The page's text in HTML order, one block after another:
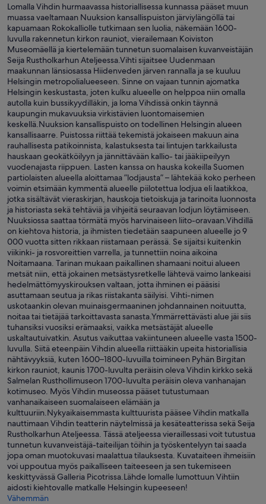
Lomalla Vihdin hurmaavassa historiallisessa kunnassa pääset muun
muassa vaeltamaan Nuuksion kansallispuiston järviylängöllä tai
kapuamaan Rokokalliolle tutkimaan sen luolia, näkemään 1600-
luvulla rakennetun kirkon rauniot, vierailemaan Koiviston
Museomäellä ja kiertelemään tunnetun suomalaisen kuvanveistäjän
Seija Rustholkarhun Ateljeessa.Vihti sijaitsee Uudenmaan
maakunnan länsiosassa Hiidenveden järven rannalla ja se kuuluu
Helsingin metropolialueeseen. Sinne on vajaan tunnin ajomatka
Helsingin keskustasta, joten kulku alueelle on helppoa niin omalla
autolla kuin bussikyydilläkin, ja loma Vihdissä onkin täynnä
kaupungin mukavuuksia virkistävien luontomaisemien
keskellä.Nuuksion kansallispuisto on todellinen Helsingin alueen
kansallisaarre. Puistossa riittää tekemistä jokaiseen makuun aina
rauhallisesta patikoinnista, kalastuksesta tai lintujen tarkkailusta
hauskaan geokätköilyyn ja jännittävään kallio- tai jääkiipeilyyn
vuodenajasta riippuen. Lasten kanssa on hauska kokeilla Suomen
partiolaisten alueella aloittamaa ”lodjausta” – lähtekää koko perheen
voimin etsimään kymmentä alueelle piilotettua lodjua eli laatikkoa,
jotka sisältävät vieraskirjan, hauskoja tietoiskuja ja tarinoita luonnosta
ja historiasta sekä tehtäviä ja vihjeitä seuraavan lodjun löytämiseen.
Nuuksiossa saattaa törmätä myös harvinaiseen liito-oravaan.Vihdillä
on kiehtova historia, ja ihmisten tiedetään saapuneen alueelle jo 9
000 vuotta sitten rikkaan riistamaan perässä. Se sijaitsi kuitenkin
viikinki- ja rosvoreittien varrella, ja tunnettiin noina aikoina
Noitamaana. Tarinan mukaan paikallinen shamaani noitui alueen
metsät niin, että jokainen metsästysretkelle lähtevä vaimo lankeaisi
hedelmättömyyskirouksen valtaan, jotta ihminen ei pääsisi
asuttamaan seutua ja rikas riistakanta säilyisi. Vihti-nimen
uskotaankin olevan muinaisgermaaninen johdannainen noituutta,
noitaa tai tietäjää tarkoittavasta sanasta.Ymmärrettävästi alue jäi siis
tuhansiksi vuosiksi erämaaksi, vaikka metsästäjät alueelle
uskaltautuivatkin. Asutus vaikuttaa vakiintuneen alueelle vasta 1500-
luvulla. Siitä eteenpäin Vihdin alueella riittääkin upeita historiallisia
nähtävyyksiä, kuten 1600–1800-luvuilla toimineen Pyhän Birgitan
kirkon rauniot, kaunis 1700-luvulta peräisin oleva Vihdin kirkko sekä
Salmelan Rusthollimuseon 1700-luvulta peräisin oleva vanhanajan
kotimuseo. Myös Vihdin museossa pääset tutustumaan
vanhanaikaiseen suomalaiseen elämään ja
kulttuuriin.Nykyaikaisemmasta kulttuurista pääsee Vihdin matkalla
nauttimaan Vihdin teatterin näytelmissä ja kesäteatterissa sekä Seija
Rustholkarhun Ateljeessa. Tässä ateljeessa vieraillessasi voit tutustua
tunnetun kuvanveistäjä-taiteilijan töihin ja työskentelyyn tai saada
jopa oman muotokuvasi maalattua tilauksesta. Kuvataiteen ihmeisiin
voi uppoutua myös paikalliseen taiteeseen ja sen tukemiseen
keskittyvässä Galleria Picotrissa.Lähde lomalle lumottuun Vihtiin
aidosti kiehtovalle matkalle Helsingin kupeeseen!
Vähemmän